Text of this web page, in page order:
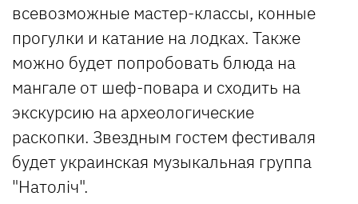
всевозможные мастер-классы, конные
прогулки и катание на лодках. Также
можно будет попробовать блюда на
мангале от шеф-повара и сходить на
экскурсию на археологические
раскопки. Звездным гостем фестиваля
будет украинская музыкальная группа
"Натоліч".